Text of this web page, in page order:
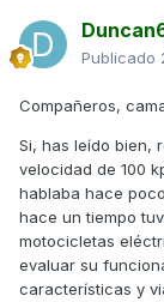
Publicado
Compañeros,
Si, has leído bien,
velocidad de 100
hablaba hace
hace un tiempo
motocicletas
evaluar su
características y